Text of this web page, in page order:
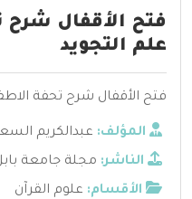
فتح الأقفال شرح
علم التجويد
فتح الأقفال شرح تحفة
المؤلف: عبدالكريم
الناشر: مجلة جامعة
الأقسام: علوم القرآن